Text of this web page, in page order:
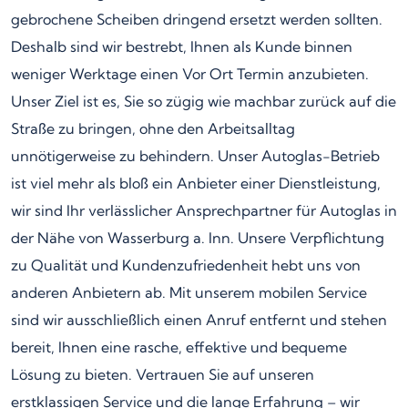
gebrochene Scheiben dringend ersetzt werden sollten.
Deshalb sind wir bestrebt, Ihnen als Kunde binnen
weniger Werktage einen Vor Ort Termin anzubieten.
Unser Ziel ist es, Sie so zügig wie machbar zurück auf die
Straße zu bringen, ohne den Arbeitsalltag
unnötigerweise zu behindern. Unser Autoglas-Betrieb
ist viel mehr als bloß ein Anbieter einer Dienstleistung,
wir sind Ihr verlässlicher Ansprechpartner für Autoglas in
der Nähe von Wasserburg a. Inn. Unsere Verpflichtung
zu Qualität und Kundenzufriedenheit hebt uns von
anderen Anbietern ab. Mit unserem mobilen Service
sind wir ausschließlich einen Anruf entfernt und stehen
bereit, Ihnen eine rasche, effektive und bequeme
Lösung zu bieten. Vertrauen Sie auf unseren
erstklassigen Service und die lange Erfahrung – wir